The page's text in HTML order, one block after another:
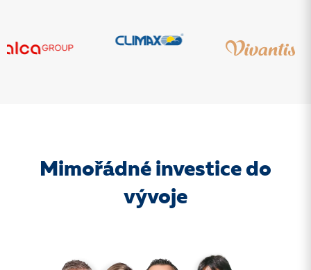
Mimořádné investice do
vývoje